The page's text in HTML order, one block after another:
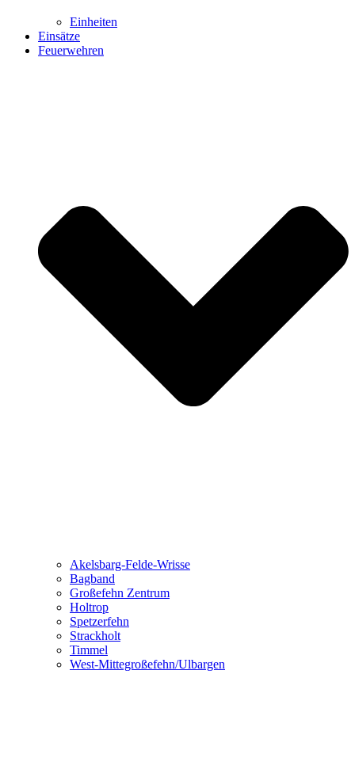
Einheiten
Einsätze
Feuerwehren
Akelsbarg-Felde-Wrisse
Bagband
Großefehn Zentrum
Holtrop
Spetzerfehn
Strackholt
Timmel
West-Mittegroßefehn/Ulbargen